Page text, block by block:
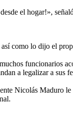
el hogar!»,
como lo dijo el
funcionarios
a legalizar a sus
Nicolás Maduro